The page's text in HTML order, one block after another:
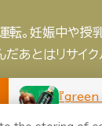
『green
ール特集2025
転。妊娠中や授
だあとはリサイク